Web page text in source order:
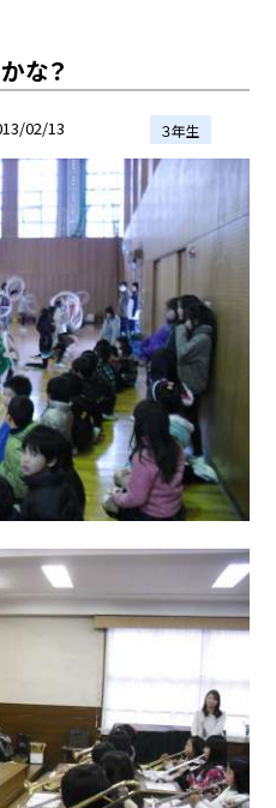
な？
02/13 ３年生